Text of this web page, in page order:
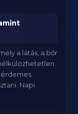
a látás, a bőr
érdemes
Napi